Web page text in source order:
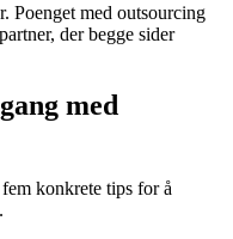
Poenget med outsourcing
der begge sider
med
konkrete tips for å